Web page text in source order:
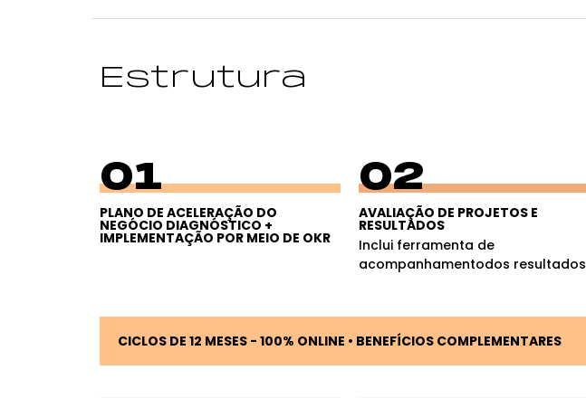
Estrutura
01
PLANO DE ACELERAÇÃO DO
NEGÓCIO DIAGNÓSTICO +
IMPLEMENTAÇÃO POR MEIO DE OKR
02
AVALIAÇÃO DE PROJETOS E
RESULTADOS
Inclui ferramenta de
acompanhamentodos resultados
CICLOS DE 12 MESES - 100% ONLINE • BENEFÍCIOS COMPLEMENTARES